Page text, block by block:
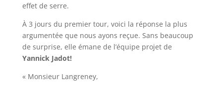
effet de serre.
À 3 jours du premier tour, voici la réponse la plus
argumentée que nous ayons reçue. Sans beaucoup
de surprise, elle émane de l’équipe projet de
Yannick Jadot!
« Monsieur Langreney,